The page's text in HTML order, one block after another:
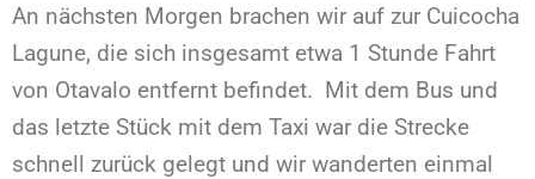
An nächsten Morgen brachen wir auf zur Cuicocha
Lagune, die sich insgesamt etwa 1 Stunde Fahrt
von Otavalo entfernt befindet. Mit dem Bus und
das letzte Stück mit dem Taxi war die Strecke
schnell zurück gelegt und wir wanderten einmal